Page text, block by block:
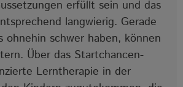
erfüllt sein und das
langwierig. Gerade
ohnehin schwer haben, können
Über das Startchancen-
Lerntherapie in der